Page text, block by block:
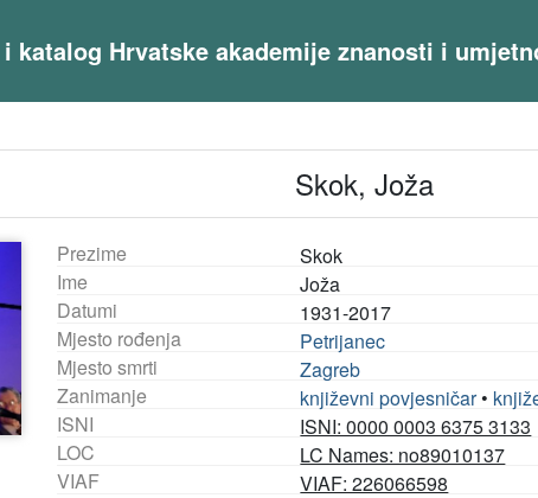
katalog Hrvatske akademije znanosti i
Skok, Joža
Prezime
Skok
Ime
Joža
Datumi
1931-2017
Mjesto rođenja
Petrijanec
Mjesto smrti
Zagreb
Zanimanje
književni povjesničar•
ISNI
ISNI: 0000 0003 6375 3133
LOC
LC Names: no89010137
VIAF
VIAF: 226066598